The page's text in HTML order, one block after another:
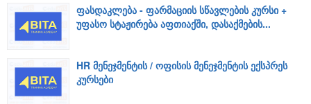
ფასდაკლება - ფარმაციის სწავლების კურსი +
უფასო სტაჟირება აფთიაქში, დასაქმების...
HR მენეჯმენტის / ოფისის მენეჯმენტის ექსპრეს
კურსები